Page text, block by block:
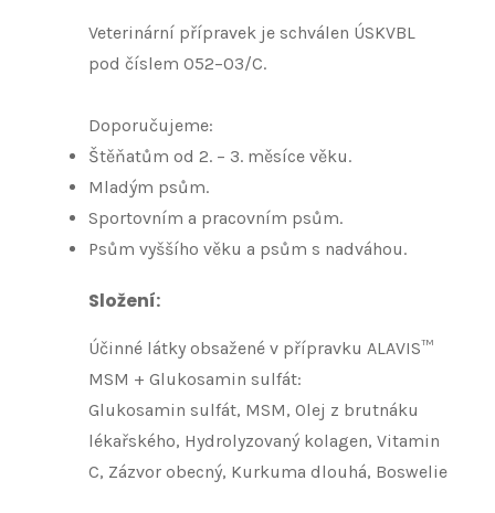
Veterinární přípravek je schválen ÚSKVBL
pod číslem 052–03/C.
Doporučujeme:
Štěňatům od 2. – 3. měsíce věku.
Mladým psům.
Sportovním a pracovním psům.
Psům vyššího věku a psům s nadváhou.
Složení:
Účinné látky obsažené v přípravku ALAVIS™
MSM + Glukosamin sulfát:
Glukosamin sulfát, MSM, Olej z brutnáku
lékařského, Hydrolyzovaný kolagen, Vitamin
C, Zázvor obecný, Kurkuma dlouhá, Boswelie